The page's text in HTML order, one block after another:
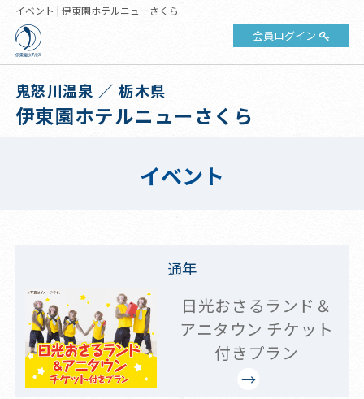
イベント | 伊東園ホテルニューさくら
会員ログイン
鬼怒川温泉 ／ 栃木県
伊東園ホテルニューさくら
イベント
通年
日光おさるランド＆
アニタウン チケット
付きプラン